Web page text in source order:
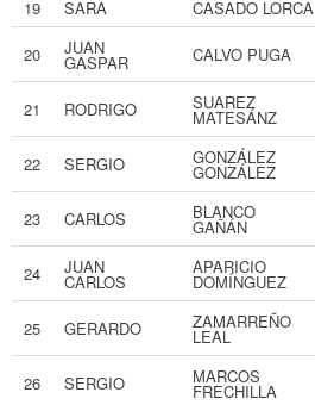
19 SARA CASADO LORCA
20 JUAN
GASPAR CALVO PUGA
21 RODRIGO SUAREZ
MATESÁNZ
22 SERGIO GONZÁLEZ
GONZÁLEZ
23 CARLOS BLANCO
GAÑÁN
24 JUAN
CARLOS
APARICIO
DOMÍNGUEZ
25 GERARDO ZAMARREÑO
LEAL
26 SERGIO MARCOS
FRECHILLA